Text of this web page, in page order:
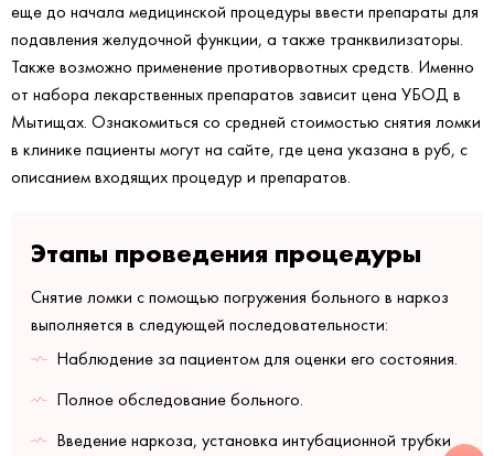
еще до начала медицинской процедуры ввести препараты для
подавления желудочной функции, а также транквилизаторы.
Также возможно применение противорвотных средств. Именно
от набора лекарственных препаратов зависит цена УБОД в
Мытищах. Ознакомиться со средней стоимостью снятия ломки
в клинике пациенты могут на сайте, где цена указана в руб, с
описанием входящих процедур и препаратов.
Этапы проведения процедуры
Снятие ломки с помощью погружения больного в наркоз
выполняется в следующей последовательности:
Наблюдение за пациентом для оценки его состояния.
Полное обследование больного.
Введение наркоза, установка интубационной трубки